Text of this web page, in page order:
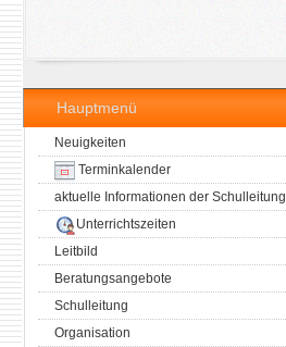
Hauptmenü
Neuigkeiten
Terminkalender
aktuelle Informationen der Schulleitung
Unterrichtszeiten
Leitbild
Beratungsangebote
Schulleitung
Organisation